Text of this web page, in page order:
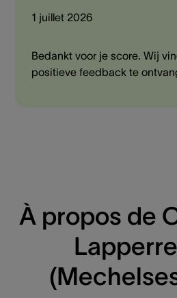
1 juillet 2026
Bedankt voor je score. Wij
positieve feedback te
À propos de